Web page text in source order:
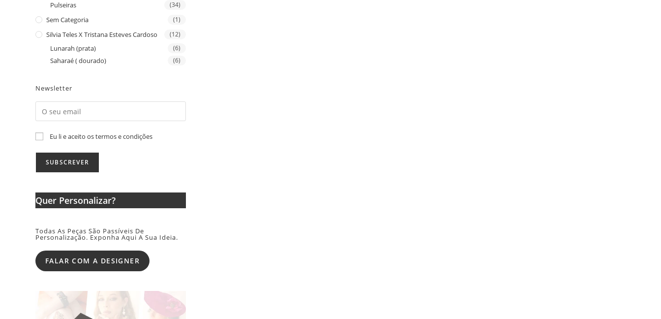
Pulseiras (34)
Sem Categoria (1)
Silvia Teles X Tristana Esteves Cardoso (12)
Lunarah (prata) (6)
Saharaé ( dourado) (6)
Newsletter
Eu li e aceito os termos e condições
Quer Personalizar?
Todas As Peças São Passíveis De
Personalização. Exponha Aqui A Sua Ideia.
FALAR COM A DESIGNER